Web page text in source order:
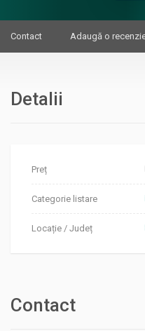
Contact Adaugă o
Detalii
Preț
Categorie listare
Locație / Județ
Contact